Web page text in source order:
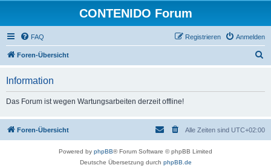
CONTENIDO Forum
FAQ Anmelden
Registrieren
Foren-Übersicht
Information
Das Forum ist wegen Wartungsarbeiten derzeit offline!
Foren-Übersicht Alle Zeiten sind UTC+02:00
Powered by phpBB® Forum Software © phpBB Limited
Deutsche Übersetzung durch phpBB.de